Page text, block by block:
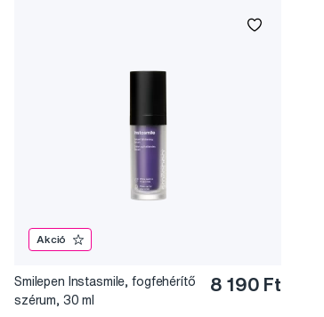
Akció
Smilepen Instasmile, fogfehérítő
szérum, 30 ml
8 190 Ft